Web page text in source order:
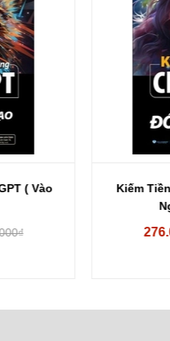
Kiếm Tiền Cùng
Nghề Đồ